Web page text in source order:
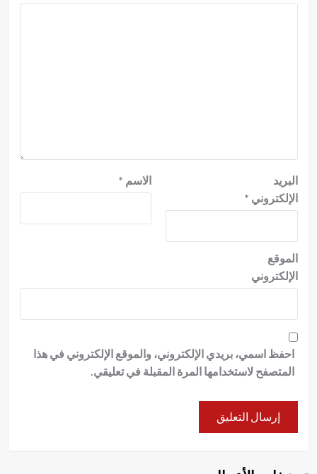
الاسم *
البريد
الإلكتروني *
الموقع
الإلكتروني
احفظ اسمي، بريدي الإلكتروني، والموقع الإلكتروني في هذا
المتصفح لاستخدامها المرة المقبلة في تعليقي.